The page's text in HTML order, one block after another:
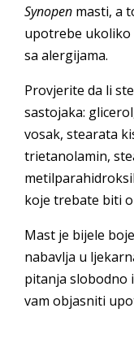
Synopen masti, a
upotrebe ukoliko
sa alergijama.
Provjerite da li
sastojaka:
vosak, stearata
trietanolamin,
koje trebate biti
Mast je bijele
nabavlja u
pitanja slobodno
vam objasniti